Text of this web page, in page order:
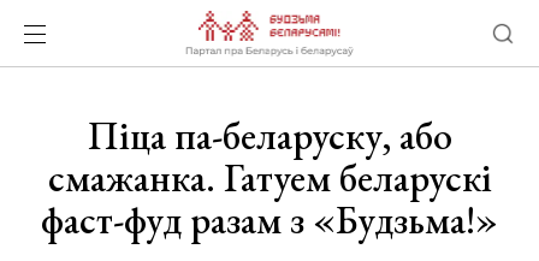
Піца па-беларуску, або
смажанка. Гатуем беларускі
фаст-фуд разам з «Будзьма!»